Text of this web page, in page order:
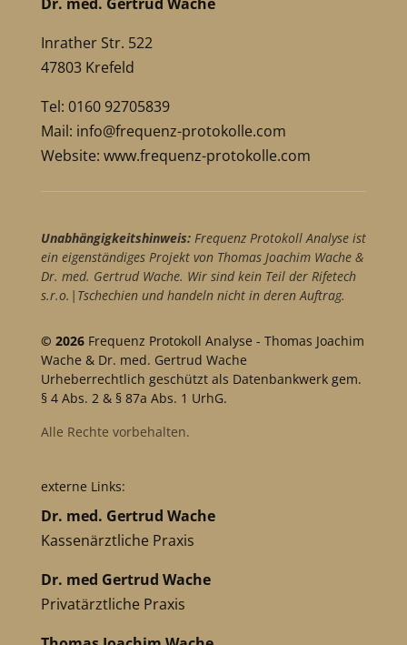
Inrather Str. 522
47803 Krefeld
Tel: 0160 92705839
Mail: info@frequenz-protokolle.com
Website: www.frequenz-protokolle.com
Unabhängigkeitshinweis:Frequenz Protokoll Analyse ist
ein eigenständiges Projekt von Thomas Joachim Wache &
Dr. med. Gertrud Wache. Wir sind kein Teil der Rifetech
s.r.o.|Tschechien und handeln nicht in deren Auftrag.
© 2026 Frequenz Protokoll Analyse - Thomas Joachim
Wache & Dr. med. Gertrud Wache
Urheberrechtlich geschützt als Datenbankwerk gem.
§ 4 Abs. 2 & § 87a Abs. 1 UrhG.
Alle Rechte vorbehalten.
externe Links:
Dr. med. Gertrud Wache
Kassenärztliche Praxis
Dr. med Gertrud Wache
Privatärztliche Praxis